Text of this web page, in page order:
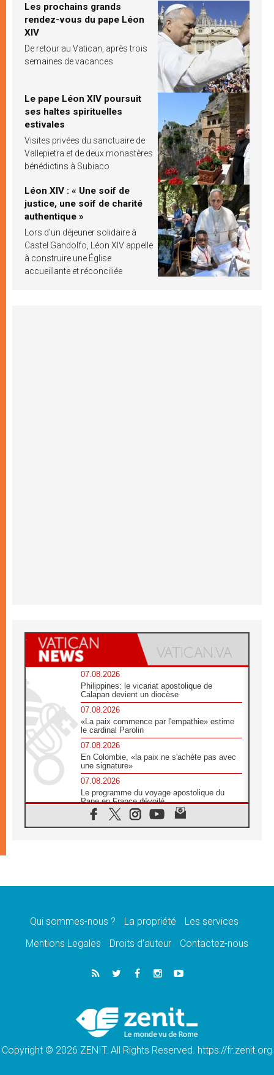
Les prochains grands
rendez-vous du pape Léon
XIV
De retour au Vatican, après trois
semaines de vacances
Le pape Léon XIV poursuit
ses haltes spirituelles
estivales
Visites privées du sanctuaire de
Vallepietra et de deux monastères
bénédictins à Subiaco
Léon XIV : « Une soif de
justice, une soif de charité
authentique »
Lors d’un déjeuner solidaire à
Castel Gandolfo, Léon XIV appelle
à construire une Église
accueillante et réconciliée
07.08.2026
Philippines: le vicariat apostolique de
Calapan devient un diocèse
07.08.2026
«La paix commence par l'empathie» estime
le cardinal Parolin
07.08.2026
En Colombie, «la paix ne s'achète pas avec
une signature»
07.08.2026
Le programme du voyage apostolique du
Pape en France dévoilé
07.08.2026
1ère Conférence continentale sur l'éducation
07.08.2026
07.08.2026
lancement des «dix jours de prière pour la
06.08.2026
Préparatifs des JMJ 2027 à Séoul: «c'est
Chrétiens et confucéens: respect et sagesse
pour relever les «défis urgents»
Qui sommes-nous ? La propriété
Les services
Mentions Legales
Droits d’auteur Contactez-nous
Copyright © 2026 ZENIT. All Rights Reserved. https://fr.zenit.org